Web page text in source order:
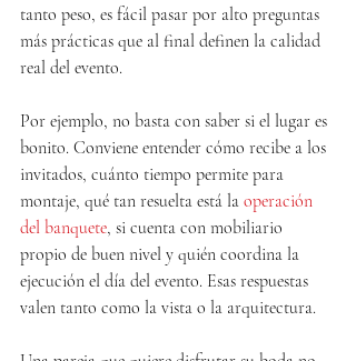
tanto peso, es fácil pasar por alto preguntas
más prácticas que al final definen la calidad
real del evento.
Por ejemplo, no basta con saber si el lugar es
bonito. Conviene entender cómo recibe a los
invitados, cuánto tiempo permite para
montaje, qué tan resuelta está la operación
del banquete, si cuenta con mobiliario
propio de buen nivel y quién coordina la
ejecución el día del evento. Esas respuestas
valen tanto como la vista o la arquitectura.